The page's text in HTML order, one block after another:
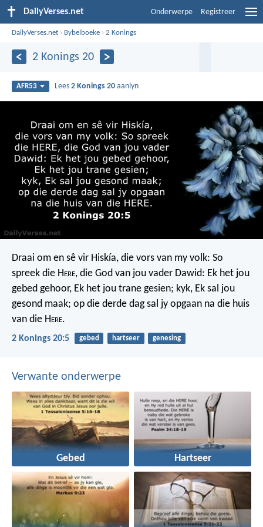
DailyVerses.net Onderwerpe Registreer
DailyVerses.net › Bybelboeke ›2 Konings
2 Konings 20
AFR53 Lees2 Konings 20 aanlyn
Draai om en sê vir Hiskía, die vors van my volk: So
spreek die Here, die God van jou vader Dawid: Ek het jou
gebed gehoor, Ek het jou trane gesien; kyk, Ek sal jou
gesond maak; op die derde dag sal jy opgaan na die huis
van die Here.
2 Konings 20:5 gebed hartseer genesing
Verwante onderwerpe
Gebed Hartseer